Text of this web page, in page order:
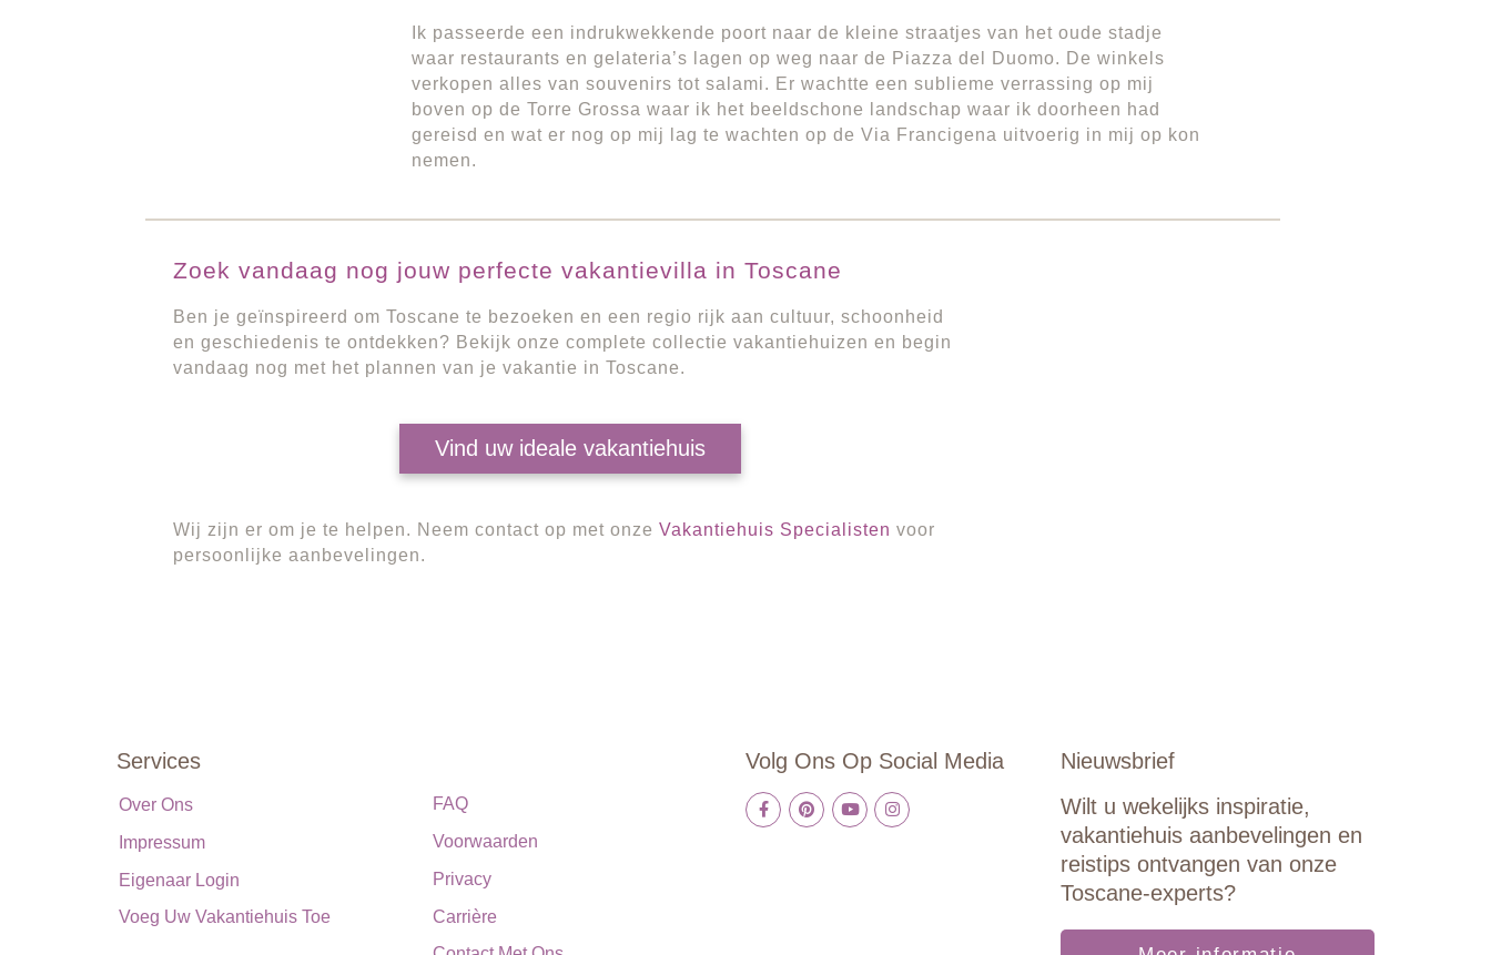
Ik passeerde een indrukwekkende poort naar de kleine straatjes van het oude stadje
waar restaurants en gelateria’s lagen op weg naar de Piazza del Duomo. De winkels
verkopen alles van souvenirs tot salami. Er wachtte een sublieme verrassing op mij
boven op de Torre Grossa waar ik het beeldschone landschap waar ik doorheen had
gereisd en wat er nog op mij lag te wachten op de Via Francigena uitvoerig in mij op kon
nemen.
Zoek vandaag nog jouw perfecte vakantievilla in Toscane
Ben je geïnspireerd om Toscane te bezoeken en een regio rijk aan cultuur, schoonheid
en geschiedenis te ontdekken? Bekijk onze complete collectie vakantiehuizen en begin
vandaag nog met het plannen van je vakantie in Toscane.
Vind uw ideale vakantiehuis
Wij zijn er om je te helpen. Neem contact op met onze Vakantiehuis Specialisten voor
persoonlijke aanbevelingen.
Services
Over Ons
Impressum
Eigenaar Login
Voeg Uw Vakantiehuis Toe
FAQ
Voorwaarden
Privacy
Carrière
Volg Ons Op Social Media
Nieuwsbrief
Wilt u wekelijks inspiratie,
vakantiehuis aanbevelingen en
reistips ontvangen van onze
Toscane-experts?